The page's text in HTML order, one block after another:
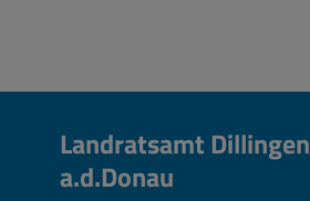
Landratsamt Dillingen
a.d.Donau